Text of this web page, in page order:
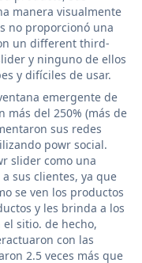
manera visualmente
no proporcionó una
un different third-
y ninguno de ellos
y difíciles de usar.
emergente de
más del 250% (más de
sus redes
powr social.
slider como una
sus clientes, ya que
se ven los productos
y les brinda a los
sitio. de hecho,
con las
2.5 veces más que